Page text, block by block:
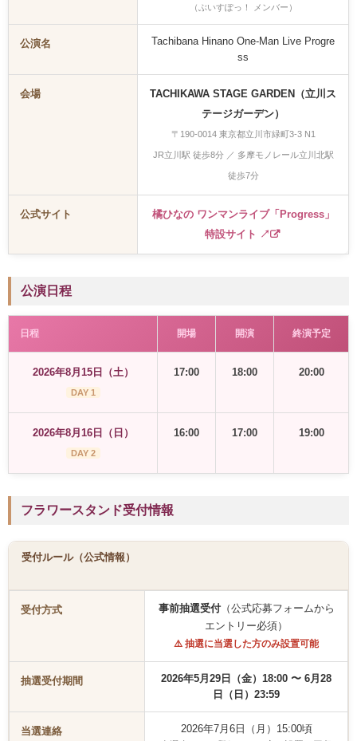
（ぶいすぽっ！ メンバー）
公演名
Tachibana Hinano One-Man Live Progre
ss
会場
TACHIKAWA STAGE GARDEN（立川ス
テージガーデン）
〒190-0014 東京都立川市緑町3-3 N1
JR立川駅 徒歩8分 ／ 多摩モノレール立川北駅
徒歩7分
公式サイト
橘ひなの ワンマンライブ「Progress」
特設サイト ↗
公演日程
日程 開場 開演 終演予定
2026年8月15日（土）
DAY 1
17:00 18:00 20:00
2026年8月16日（日）
DAY 2
16:00 17:00 19:00
フラワースタンド受付情報
受付ルール（公式情報）
受付方式 事前抽選受付（公式応募フォームから
エントリー必須）
⚠️ 抽選に当選した方のみ設置可能
抽選受付期間
2026年5月29日（金）18:00 〜 6月28
日（日）23:59
当選連絡 2026年7月6日（月）15:00頃